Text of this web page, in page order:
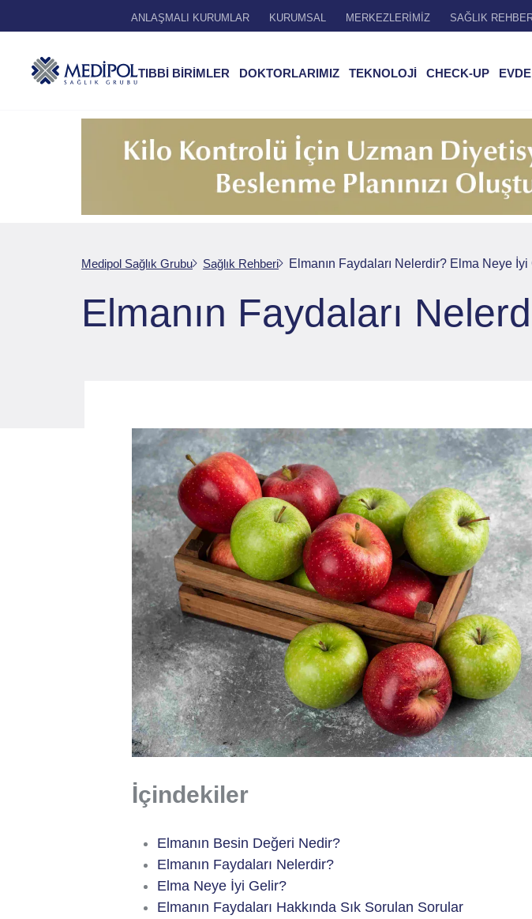
ANLAŞMALI KURUMLAR KURUMSAL MERKEZLERİMİZ SAĞLIK
TIBBİ BİRİMLER DOKTORLARIMIZ TEKNOLOJİ CHECK-UP
Medipol Sağlık Grubu Sağlık Rehberi Elmanın Faydaları Nelerdir? Elma Neye İyi
Elmanın Faydaları
İçindekiler
Elmanın Besin Değeri Nedir?
Elmanın Faydaları Nelerdir?
Elma Neye İyi Gelir?
Elmanın Faydaları Hakkında Sık Sorulan Sorular